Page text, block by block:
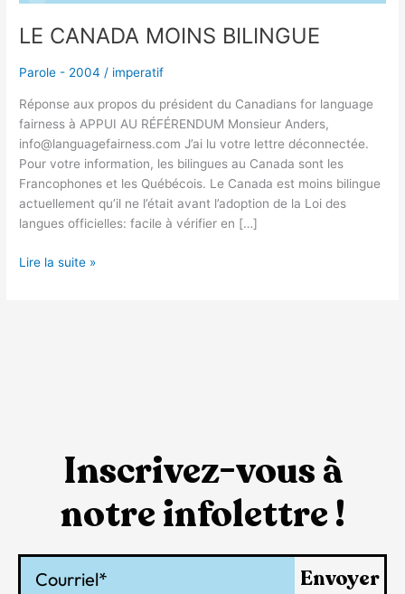
LE CANADA MOINS BILINGUE
Parole - 2004 / imperatif
Réponse aux propos du président du Canadians for language
fairness à APPUI AU RÉFÉRENDUM Monsieur Anders,
info@languagefairness.com J’ai lu votre lettre déconnectée.
Pour votre information, les bilingues au Canada sont les
Francophones et les Québécois. Le Canada est moins bilingue
actuellement qu’il ne l’était avant l’adoption de la Loi des
langues officielles: facile à vérifier en […]
Lire la suite »
Inscrivez-vous à
notre infolettre !
Envoyer